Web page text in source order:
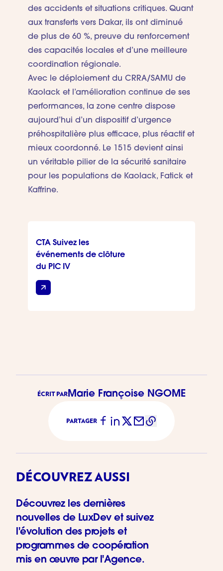
des accidents et situations critiques. Quant
aux transferts vers Dakar, ils ont diminué
de plus de 60 %, preuve du renforcement
des capacités locales et d’une meilleure
coordination régionale.
Avec le déploiement du CRRA/SAMU de
Kaolack et l’amélioration continue de ses
performances, la zone centre dispose
aujourd’hui d’un dispositif d’urgence
préhospitalière plus efficace, plus réactif et
mieux coordonné. Le 1515 devient ainsi
un véritable pilier de la sécurité sanitaire
pour les populations de Kaolack, Fatick et
Kaffrine.
CTA Suivez les
événements de clôture
du PIC IV
ÉCRIT PARMarie Françoise NGOME
PARTAGER
DÉCOUVREZ AUSSI
Découvrez les dernières
nouvelles de LuxDev et suivez
l'évolution des projets et
programmes de coopération
mis en œuvre par l'Agence.